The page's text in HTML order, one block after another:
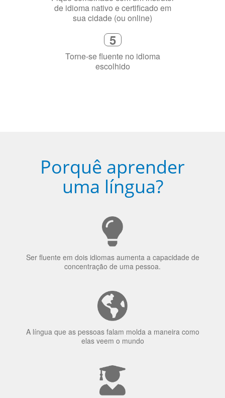
5
Torne-se fluente no idioma
escolhido
uma língua?
Ser fluente em dois idiomas aumenta a capacidade de
concentração de uma pessoa.
A língua que as pessoas falam molda a maneira como
elas veem o mundo
70% dos recrutadores de emprego consideram o
bilinguismo uma qualidade extremamente impressionante